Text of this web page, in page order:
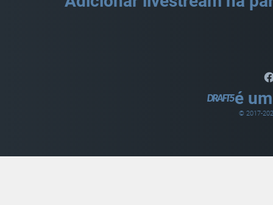
é
© 2017-